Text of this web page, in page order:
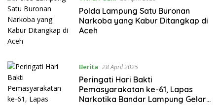
Polda Lampung Satu Buronan
Narkoba yang Kabur Ditangkap di
Aceh
Berita 28 April 2025
Peringati Hari Bakti
Pemasyarakatan ke-61, Lapas
Narkotika Bandar Lampung Gelar